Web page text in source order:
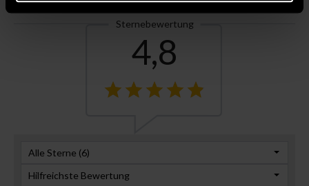
Bewertungen?
Sternebewertung
4,8
Alle Sterne (6)
Hilfreichste Bewertung